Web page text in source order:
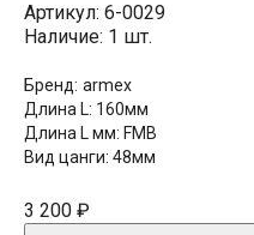
Артикул: 6-0029
Наличие: 1 шт.
Бренд: armex
Длина L: 160мм
Длина L мм: FMB
Вид цанги: 48мм
3 200 ₽